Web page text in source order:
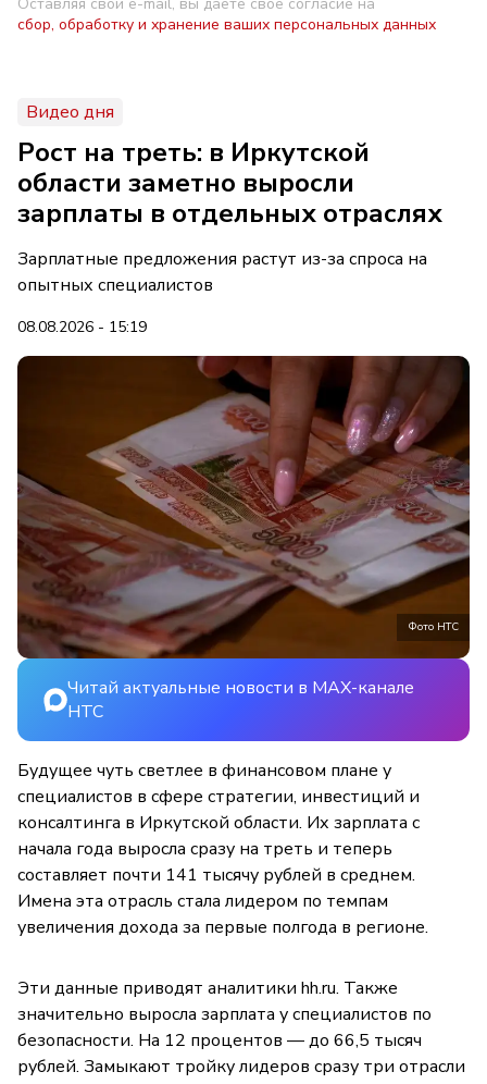
сбор, обработку и хранение ваших персональных данных
Видео дня
Рост на треть: в Иркутской
области заметно выросли
зарплаты в отдельных отраслях
Зарплатные предложения растут из-за спроса на
опытных специалистов
08.08.2026 - 15:19
Фото НТС
Читай актуальные новости в MAX-канале
НТС
Будущее чуть светлее в финансовом плане у
специалистов в сфере стратегии, инвестиций и
консалтинга в Иркутской области. Их зарплата с
начала года выросла сразу на треть и теперь
составляет почти 141 тысячу рублей в среднем.
Имена эта отрасль стала лидером по темпам
увеличения дохода за первые полгода в регионе.
Эти данные приводят аналитики hh.ru. Также
значительно выросла зарплата у специалистов по
безопасности. На 12 процентов — до 66,5 тысяч
рублей. Замыкают тройку лидеров сразу три отрасли